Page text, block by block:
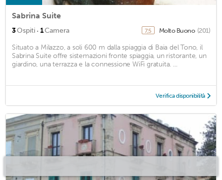
Sabrina Suite
3Ospiti · 1Camera 7,5 Molto Buono (201)
Situato a Milazzo, a soli 600 m dalla spiaggia di Baia del Tono, il
Sabrina Suite offre sistemazioni fronte spiaggia, un ristorante, un
giardino, una terrazza e la connessione WiFi gratuita. ...
Verifica disponibilità